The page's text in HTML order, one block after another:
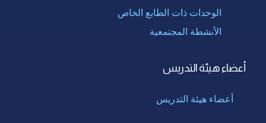
الوحدات ذات الطابع الخاص
الأنشطة المجتمعية
أعضاء هيئة التدريس
أعضاء هيئة التدريس